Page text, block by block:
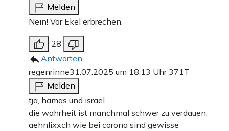
Melden
Nein! Vor Ekel erbrechen.
28
Antworten
regenrinne31.07.2025 um 18:13 Uhr371T
Melden
tja, hamas und israel…
die wahrheit ist manchmal schwer zu verdauen.
aehnlixxch wie bei corona sind gewisse